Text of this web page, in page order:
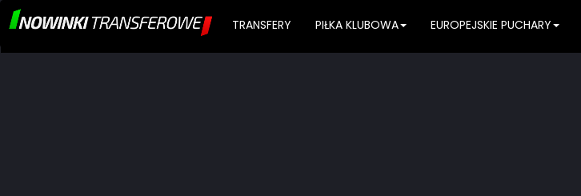
TRANSFERY PIŁKA KLUBOWA EUROPEJSKIE PUCHARY